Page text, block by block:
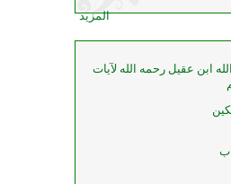
المزيد
ابن عقيل رحمه الله لآيات